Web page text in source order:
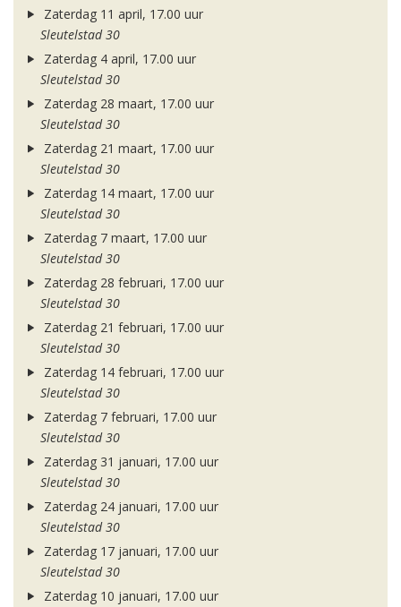
Zaterdag 11 april, 17.00 uur
Sleutelstad 30
Zaterdag 4 april, 17.00 uur
Sleutelstad 30
Zaterdag 28 maart, 17.00 uur
Sleutelstad 30
Zaterdag 21 maart, 17.00 uur
Sleutelstad 30
Zaterdag 14 maart, 17.00 uur
Sleutelstad 30
Zaterdag 7 maart, 17.00 uur
Sleutelstad 30
Zaterdag 28 februari, 17.00 uur
Sleutelstad 30
Zaterdag 21 februari, 17.00 uur
Sleutelstad 30
Zaterdag 14 februari, 17.00 uur
Sleutelstad 30
Zaterdag 7 februari, 17.00 uur
Sleutelstad 30
Zaterdag 31 januari, 17.00 uur
Sleutelstad 30
Zaterdag 24 januari, 17.00 uur
Sleutelstad 30
Zaterdag 17 januari, 17.00 uur
Sleutelstad 30
Zaterdag 10 januari, 17.00 uur